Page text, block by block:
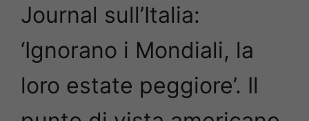
Journal sull’Italia:
‘Ignorano i Mondiali, la
loro estate peggiore’. Il